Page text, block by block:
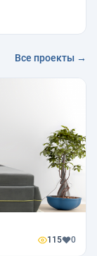
Все проекты →
115 0